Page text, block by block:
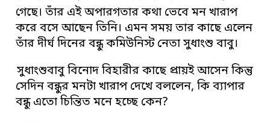
গেছে। তাঁর এই অপারগতার কথা ভেবে মন খারাপ
করে বসে আছেন তিনি। এমন সময় তার কাছে এলেন
তাঁর দীর্ঘ দিনের বন্ধু কমিউনিস্ট নেতা সুধাংশু বাবু।
সুধাংশুবাবু বিনোদ বিহারীর কাছে প্রায়ই আসেন কিন্তু
সেদিন বন্ধুর মনটা খারাপ দেখে বললেন, কি ব্যাপার
বন্ধু এতো চিন্তিত মনে হচ্ছে কেন?